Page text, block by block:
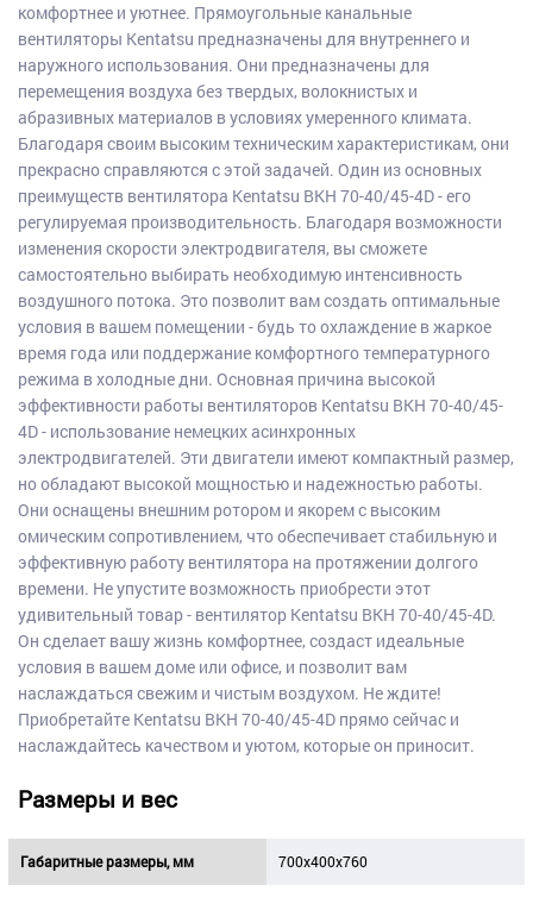
комфортнее и уютнее. Прямоугольные канальные
вентиляторы Kentatsu предназначены для внутреннего и
наружного использования. Они предназначены для
перемещения воздуха без твердых, волокнистых и
абразивных материалов в условиях умеренного климата.
Благодаря своим высоким техническим характеристикам, они
прекрасно справляются с этой задачей. Один из основных
преимуществ вентилятора Kentatsu BKH 70-40/45-4D - его
регулируемая производительность. Благодаря возможности
изменения скорости электродвигателя, вы сможете
самостоятельно выбирать необходимую интенсивность
воздушного потока. Это позволит вам создать оптимальные
условия в вашем помещении - будь то охлаждение в жаркое
время года или поддержание комфортного температурного
режима в холодные дни. Основная причина высокой
эффективности работы вентиляторов Kentatsu BKH 70-40/45-
4D - использование немецких асинхронных
электродвигателей. Эти двигатели имеют компактный размер,
но обладают высокой мощностью и надежностью работы.
Они оснащены внешним ротором и якорем с высоким
омическим сопротивлением, что обеспечивает стабильную и
эффективную работу вентилятора на протяжении долгого
времени. Не упустите возможность приобрести этот
удивительный товар - вентилятор Kentatsu BKH 70-40/45-4D.
Он сделает вашу жизнь комфортнее, создаст идеальные
условия в вашем доме или офисе, и позволит вам
наслаждаться свежим и чистым воздухом. Не ждите!
Приобретайте Kentatsu BKH 70-40/45-4D прямо сейчас и
наслаждайтесь качеством и уютом, которые он приносит.
Размеры и вес
Габаритные размеры, мм 700х400х760